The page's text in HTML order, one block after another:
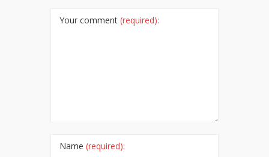
Your comment (required):
Name (required):